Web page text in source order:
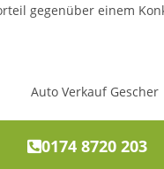
gegenüber einem
0174 8720 203